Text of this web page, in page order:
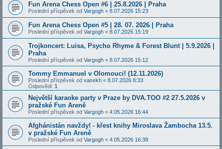
Fun Arena Chess Open #6 | 25.8.2026 | Praha
Poslední příspěvek od Vargogh « 8.07.2026 15:23
Fun Arena Chess Open #5 | 28. 07. 2026 | Praha
Poslední příspěvek od Vargogh « 8.07.2026 15:19
Trojkoncert: Luisa, Psycho Rhyme & Forest Blunt | 5.9.2026 |
Praha
Poslední příspěvek od Vargogh « 8.07.2026 15:12
Tommy Emmanuel v Olomouci! (12.11.2026)
Poslední příspěvek od vasekh « 8.07.2026 8:33
Odpovědi: 1
Největší karaoke party v Praze by DVA.TOO #2 27.5.2026 v
pražské Fun Areně
Poslední příspěvek od Vargogh « 4.05.2026 16:44
Afghánistán navždy! - křest knihy Miroslava Žambocha 13.5.
v pražské Fun Areně
Poslední příspěvek od Vargogh « 4.05.2026 16:38